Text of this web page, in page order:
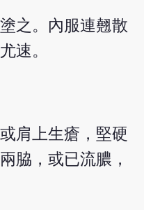
之。內服連翹散
速。
肩上生瘡，堅硬
脇，或已流膿，